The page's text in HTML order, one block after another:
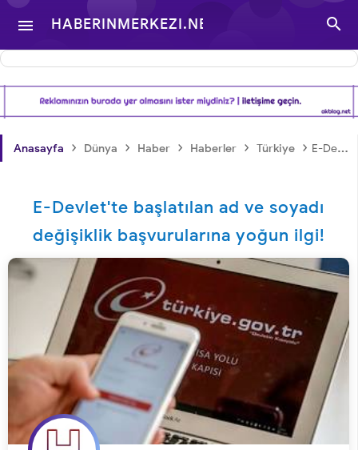
 HABERINMERKEZI.NET
- TÜRKIYE VE DÜNYA
GÜNDEMINDEN

Anasayfa › Dünya › Haber › Haberler › Türkiye › E-Devlet'te başlatılan ad ve soyadı değişiklik başvurularına yoğun ilgi!
E-Devlet'te başlatılan ad ve soyadı
değişiklik başvurularına yoğun ilgi!